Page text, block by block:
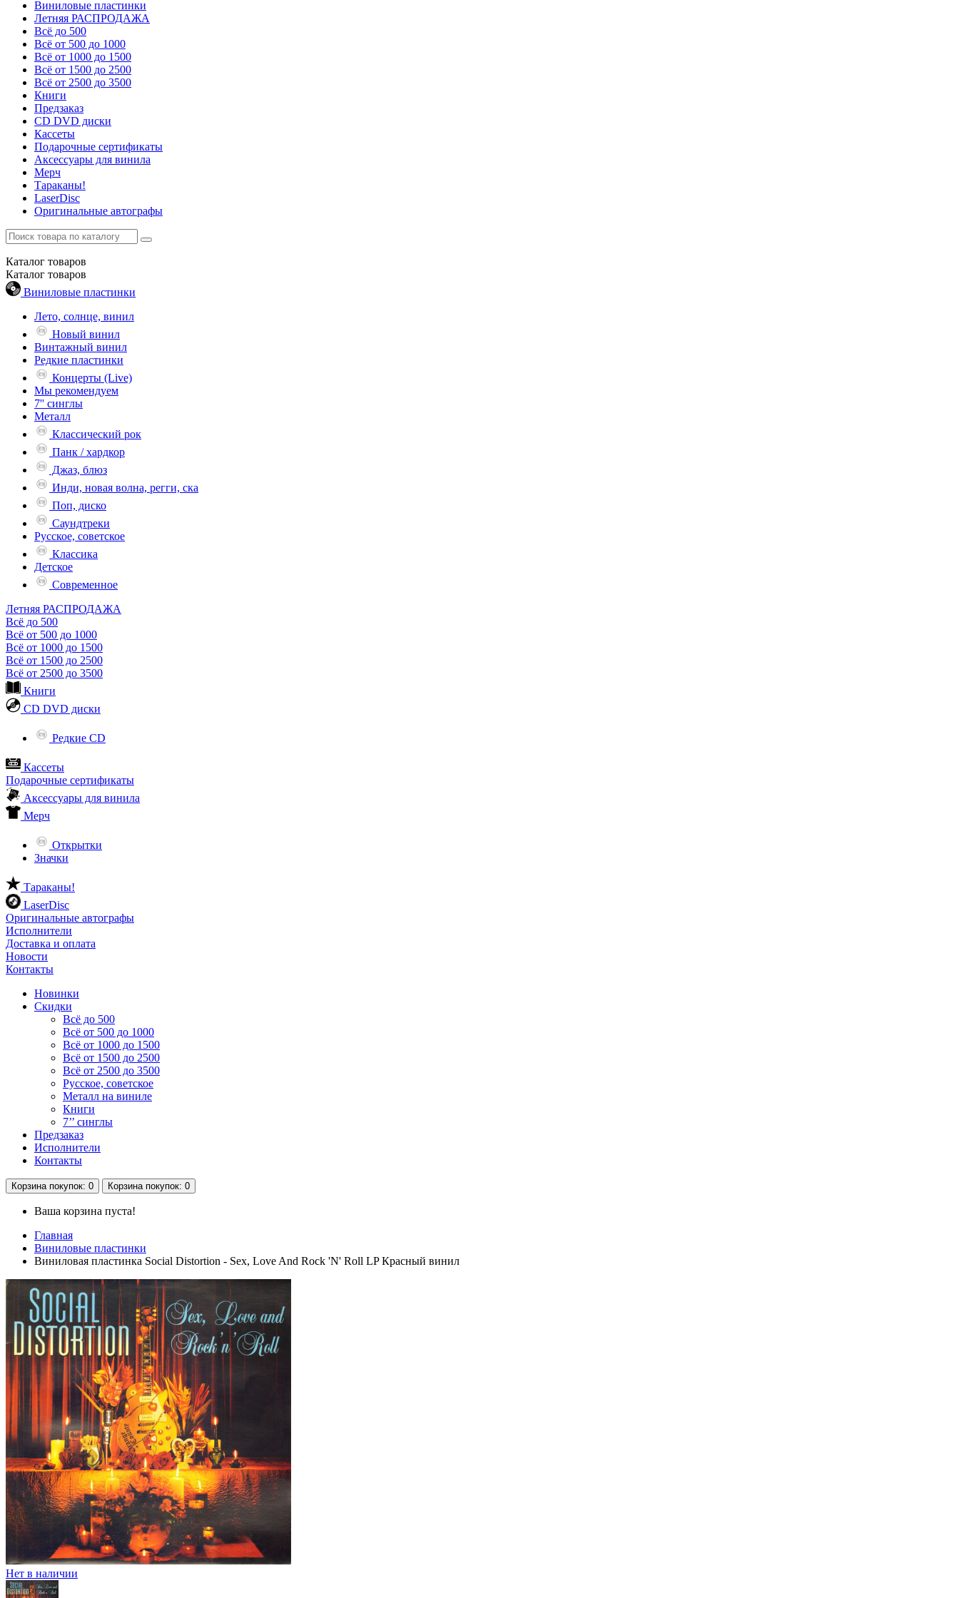
Виниловые пластинки
Летняя РАСПРОДАЖА
Всё до 500
Всё от 500 до 1000
Всё от 1000 до 1500
Всё от 1500 до 2500
Всё от 2500 до 3500
Книги
Предзаказ
CD DVD диски
Кассеты
Подарочные сертификаты
Аксессуары для винила
Мерч
Тараканы!
LaserDisc
Оригинальные автографы
Каталог товаров
Каталог товаров
Виниловые пластинки
Лето, солнце, винил
Новый винил
Винтажный винил
Редкие пластинки
Концерты (Live)
Мы рекомендуем
7'' синглы
Металл
Классический рок
Панк / хардкор
Джаз, блюз
Инди, новая волна, регги, ска
Поп, диско
Саундтреки
Русское, советское
Классика
Детское
Современное
Летняя РАСПРОДАЖА
Всё до 500
Всё от 500 до 1000
Всё от 1000 до 1500
Всё от 1500 до 2500
Всё от 2500 до 3500
Книги
CD DVD диски
Редкие CD
Кассеты
Подарочные сертификаты
Аксессуары для винила
Мерч
Открытки
Значки
Тараканы!
LaserDisc
Оригинальные автографы
Исполнители
Доставка и оплата
Новости
Контакты
Новинки
Скидки
Всё до 500
Всё от 500 до 1000
Всё от 1000 до 1500
Всё от 1500 до 2500
Всё от 2500 до 3500
Русское, советское
Металл на виниле
Книги
7’’ синглы
Предзаказ
Исполнители
Контакты
Корзина покупок: 0 Корзина покупок: 0
Ваша корзина пуста!
Главная
Виниловые пластинки
Виниловая пластинка Social Distortion - Sex, Love And Rock 'N' Roll LP Красный винил
Нет в наличии